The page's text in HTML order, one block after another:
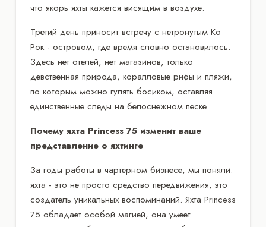
что якорь яхты кажется висящим в воздухе.
Третий день приносит встречу с нетронутым Ко
Рок - островом, где время словно остановилось.
Здесь нет отелей, нет магазинов, только
девственная природа, коралловые рифы и пляжи,
по которым можно гулять босиком, оставляя
единственные следы на белоснежном песке.
Почему яхта Princess 75 изменит ваше
представление о яхтинге
За годы работы в чартерном бизнесе, мы поняли:
яхта - это не просто средство передвижения, это
создатель уникальных воспоминаний. Яхта Princess
75 обладает особой магией, она умеет